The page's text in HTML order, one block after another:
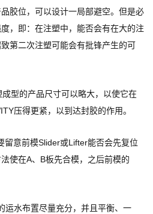
胶位，可以设计一局部避空。但是必
，即：在注塑中，能否会有在大的注
第二次注塑可能会有批锋产生的可
型的产品尺寸可以略大，以使它在
压得更紧，以到达封胶的作用。
留意前模Slider或Lifter能否会先复位
使在A、B板先合模，之后前模的
运水布置尽量充分，并且平衡、一